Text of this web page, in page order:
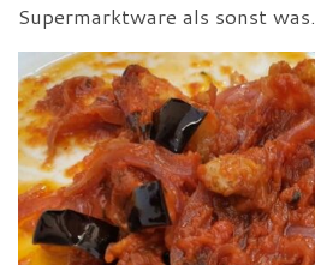
Supermarktware als sonst was.